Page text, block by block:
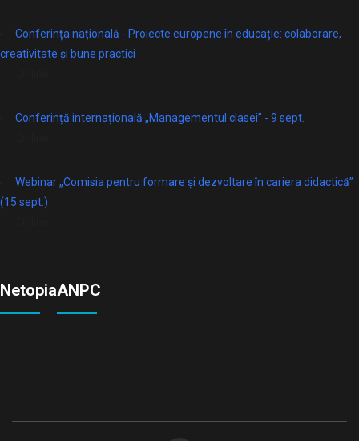
Conferința națională - Proiecte europene în educație: colaborare,
creativitate și bune practici
Conferință internațională „Managementul clasei” - 9 sept.
Webinar „Comisia pentru formare și dezvoltare în cariera didactică”
(15 sept.)
NetopiaANPC